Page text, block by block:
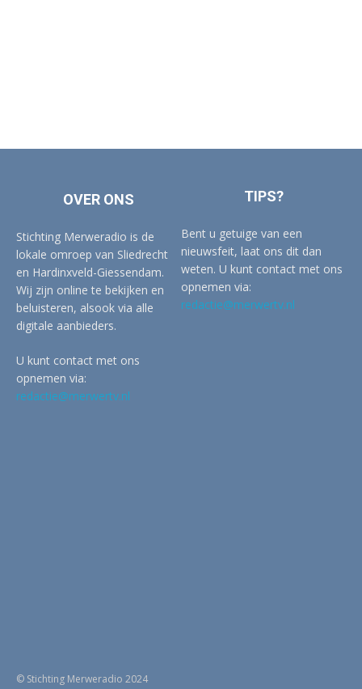
OVER ONS
Stichting Merweradio is de
lokale omroep van Sliedrecht
en Hardinxveld-Giessendam.
Wij zijn online te bekijken en
beluisteren, alsook via alle
digitale aanbieders.
U kunt contact met ons
opnemen via:
redactie@merwertv.nl
TIPS?
Bent u getuige van een
nieuwsfeit, laat ons dit dan
weten. U kunt contact met ons
opnemen via:
redactie@merwertv.nl
© Stichting Merweradio 2024